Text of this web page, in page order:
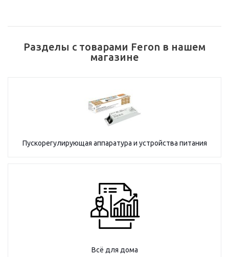
Разделы с товарами Feron в нашем
магазине
Пускорегулирующая аппаратура и устройства питания
Всё для дома